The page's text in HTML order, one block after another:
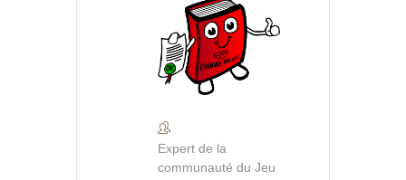
Expert de la
communauté du Jeu